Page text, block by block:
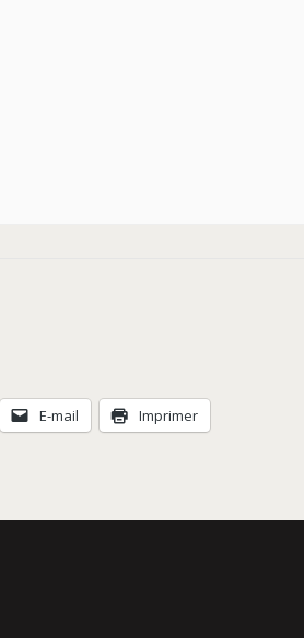
E-mail Imprimer